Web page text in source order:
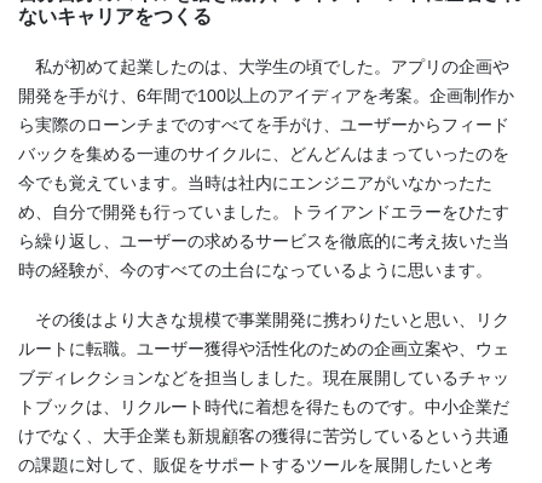
ないキャリアをつくる
私が初めて起業したのは、大学生の頃でした。アプリの企画や
開発を手がけ、6年間で100以上のアイディアを考案。企画制作か
ら実際のローンチまでのすべてを手がけ、ユーザーからフィード
バックを集める一連のサイクルに、どんどんはまっていったのを
今でも覚えています。当時は社内にエンジニアがいなかったた
め、自分で開発も行っていました。トライアンドエラーをひたす
ら繰り返し、ユーザーの求めるサービスを徹底的に考え抜いた当
時の経験が、今のすべての土台になっているように思います。
その後はより大きな規模で事業開発に携わりたいと思い、リク
ルートに転職。ユーザー獲得や活性化のための企画立案や、ウェ
ブディレクションなどを担当しました。現在展開しているチャッ
トブックは、リクルート時代に着想を得たものです。中小企業だ
けでなく、大手企業も新規顧客の獲得に苦労しているという共通
の課題に対して、販促をサポートするツールを展開したいと考